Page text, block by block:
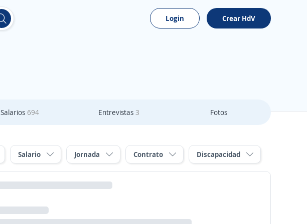
Login Crear HdV
Salarios 694 Entrevistas3 Fotos
Salario Jornada Contrato Discapacidad